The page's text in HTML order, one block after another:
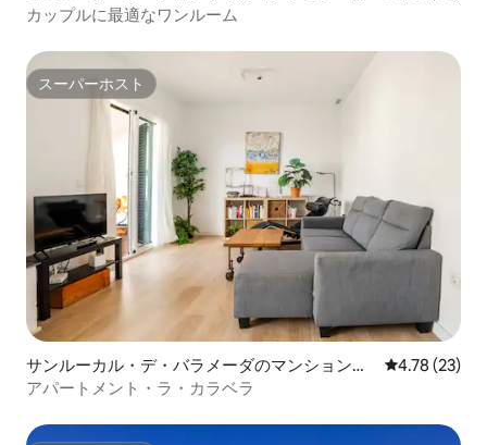
パート
カップルに最適なワンルーム
スーパーホスト
スーパーホスト
サンルーカル・デ・バラメーダのマンション・
アパート
レビュー23
4.78 (23)
アパートメント・ラ・カラベラ